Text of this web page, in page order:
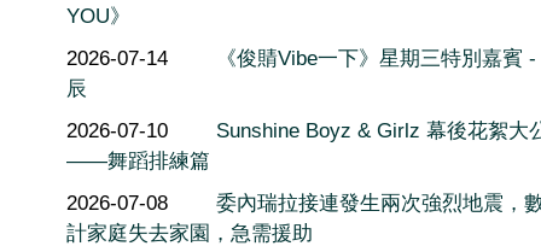
YOU》
2026-07-14
《俊䝼Vibe一下》星期三特別嘉賓
辰
2026-07-10
Sunshine Boyz & Girlz 幕後花絮大
——舞蹈排練篇
2026-07-08
委內瑞拉接連發生兩次強烈地震，
計家庭失去家園，急需援助